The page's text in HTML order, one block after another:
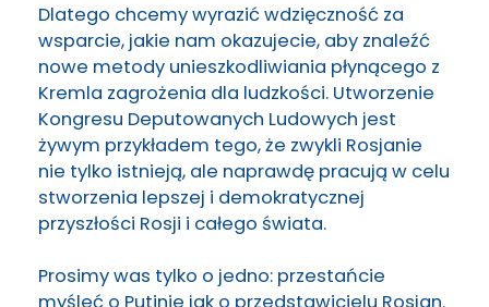
Dlatego chcemy wyrazić wdzięczność za
wsparcie, jakie nam okazujecie, aby znaleźć
nowe metody unieszkodliwiania płynącego z
Kremla zagrożenia dla ludzkości. Utworzenie
Kongresu Deputowanych Ludowych jest
żywym przykładem tego, że zwykli Rosjanie
nie tylko istnieją, ale naprawdę pracują w celu
stworzenia lepszej i demokratycznej
przyszłości Rosji i całego świata.
Prosimy was tylko o jedno: przestańcie